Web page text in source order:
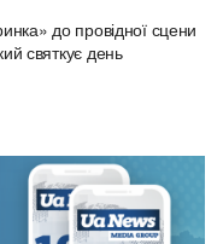
до провідної сцени
святкує день